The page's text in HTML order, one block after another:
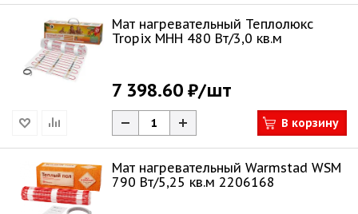
Мат нагревательный Теплолюкс
Tropix МНН 480 Вт/3,0 кв.м
7 398.60 ₽/шт
В корзину
Мат нагревательный Warmstad WSM
790 Вт/5,25 кв.м 2206168